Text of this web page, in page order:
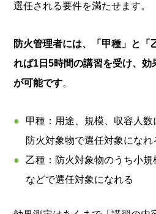
選任される要件を満たせます。
防火管理者には、「甲種」と「
れば1日5時間の講習を受け、
が可能です。
甲種：用途、規模、収容人
防火対象物で選任対象になれ
乙種：防火対象物のうち小規
などで選任対象になれる